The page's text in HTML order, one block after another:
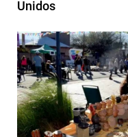
Unidos